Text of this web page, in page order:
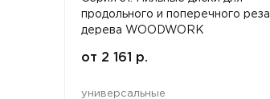
продольного и поперечного реза
дерева WOODWORK
от 2 161 р.
универсальные